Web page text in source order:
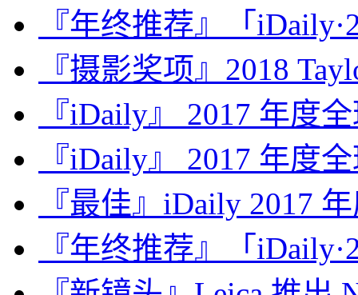
『年终推荐』「
『摄影奖项』2018
『iDaily』 2017 年度
『iDaily』 2017 年度
『最佳』iDaily 2017
『年终推荐』「